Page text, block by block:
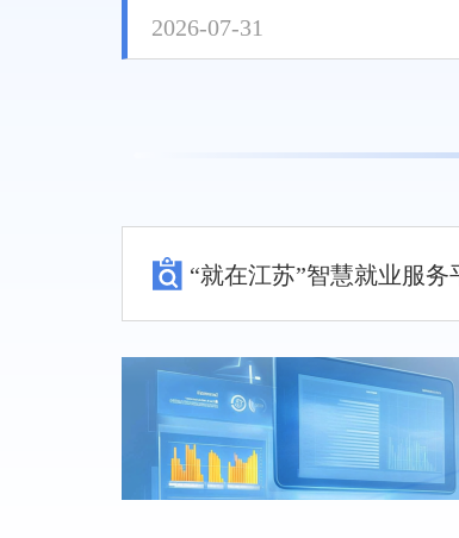
2026-07-31
“就在江苏”智慧就业服务